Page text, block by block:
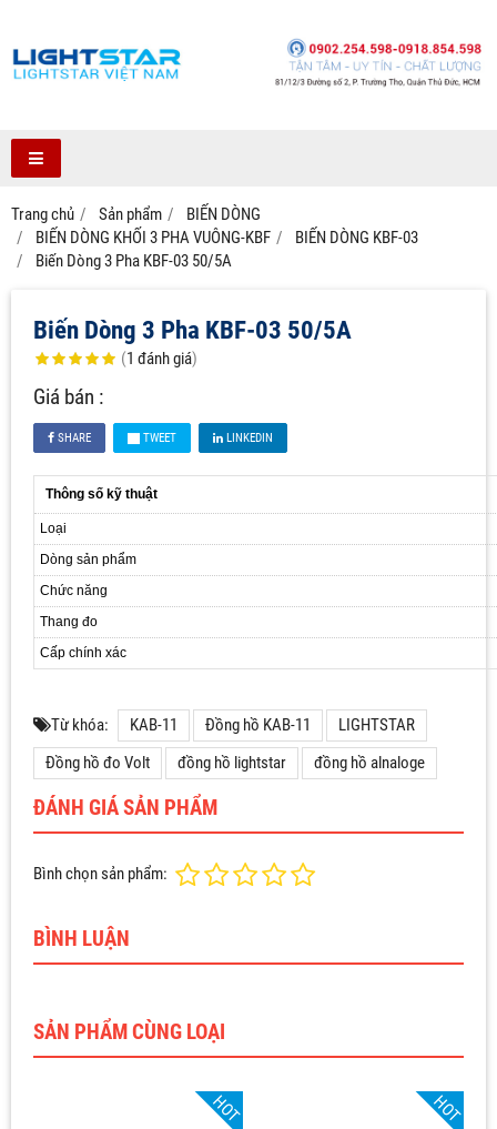
Trang chủ Sản phẩm
BIẾN DÒNG
BIẾN DÒNG KHỐI 3 PHA VUÔNG-KBF
BIẾN DÒNG KBF-03
Biến Dòng 3 Pha KBF-03 50/5A
Biến Dòng 3 Pha KBF-03 50/5A
(1 đánh giá)
Giá bán :
SHARE TWEET LINKEDIN
Thông số kỹ thuật
Loại
Dòng sản phẩm
Chức năng
Thang đo
Cấp chính xác
Từ khóa: KAB-11 Đồng hồ KAB-11
LIGHTSTAR
Đồng hồ đo Volt
đồng hồ lightstar đồng hồ alnaloge
ĐÁNH GIÁ SẢN PHẨM
Bình chọn sản phẩm:
BÌNH LUẬN
SẢN PHẨM CÙNG LOẠI
HOT HOT